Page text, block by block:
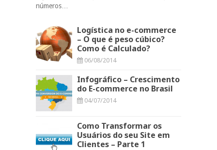
números…
Logística no e-commerce
– O que é peso cúbico?
Como é Calculado?
06/08/2014
Infográfico – Crescimento
do E-commerce no Brasil
04/07/2014
Como Transformar os
Usuários do seu Site em
Clientes – Parte 1